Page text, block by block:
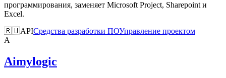
программирования, заменяет Microsoft Project, Sharepoint и
Excel.
🇷🇺APIСредства разработки ПОУправление проектом
A
Aimylogic